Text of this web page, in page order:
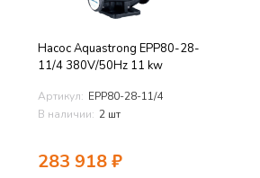
Насос Aquastrong EPP80-28-
11/4 380V/50Hz 11 kw
Артикул: EPP80-28-11/4
В наличии: 2 шт
283 918₽